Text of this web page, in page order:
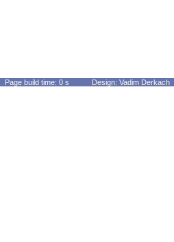
Page build time: 0 s Design: Vadim Derkach